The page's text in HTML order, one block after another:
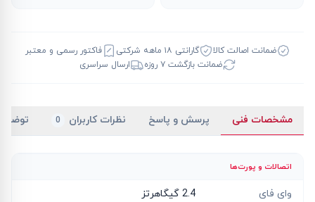
ضمانت اصالت کالا گارانتی ۱۸ ماهه شرکتی
فاکتور رسمی و معتبر
ضمانت بازگشت ۷ روزه
ارسال سراسری
مشخصات فنی پرسش و پاسخ نظرات کاربران 0
اتصالات و پورت‌ها
وای فای 2.4 گیگاهرتز